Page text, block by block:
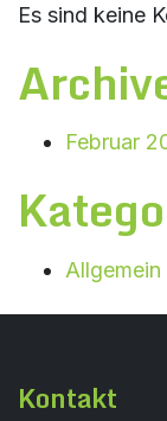
Es sind keine
Februar
Allgemein
Kontakt